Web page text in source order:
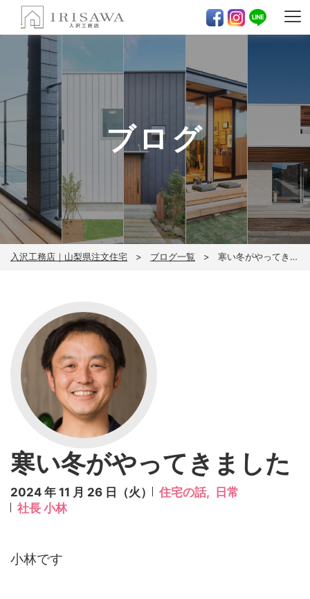
ブログ
入沢工務店｜山梨県注文住宅 ブログ一覧 寒い冬がやってきました
寒い冬がやってきました
2024 年 11 月 26 日（火） 住宅の話, 日常
社長 小林
小林です